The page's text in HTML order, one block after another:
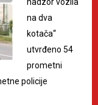
nadzor vozila
na dva
kotača“
utvrđeno 54
prometni
policije